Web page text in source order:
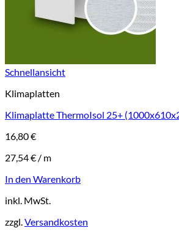
Schnellansicht
Klimaplatten
Klimaplatte ThermoIsol 25+
16,80€
27,54€ / m
In den Warenkorb
inkl. MwSt.
zzgl.Versandkosten